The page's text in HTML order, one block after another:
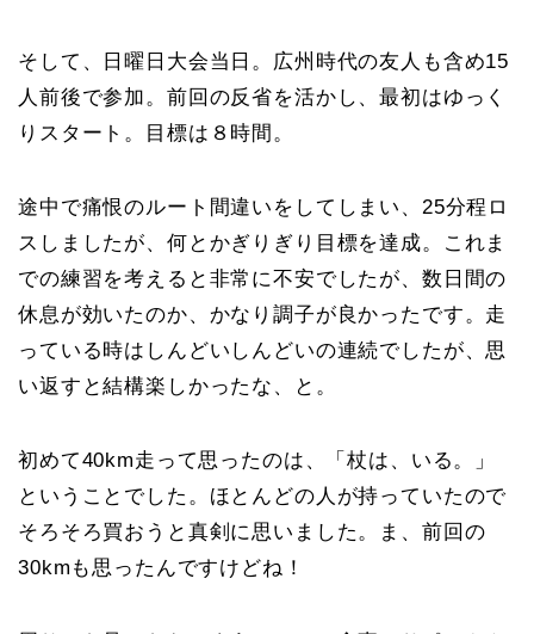
そして、日曜日大会当日。広州時代の友人も含め15
人前後で参加。前回の反省を活かし、最初はゆっく
りスタート。目標は８時間。
途中で痛恨のルート間違いをしてしまい、25分程ロ
スしましたが、何とかぎりぎり目標を達成。これま
での練習を考えると非常に不安でしたが、数日間の
休息が効いたのか、かなり調子が良かったです。走
っている時はしんどいしんどいの連続でしたが、思
い返すと結構楽しかったな、と。
初めて40km走って思ったのは、「杖は、いる。」
ということでした。ほとんどの人が持っていたので
そろそろ買おうと真剣に思いました。ま、前回の
30kmも思ったんですけどね！